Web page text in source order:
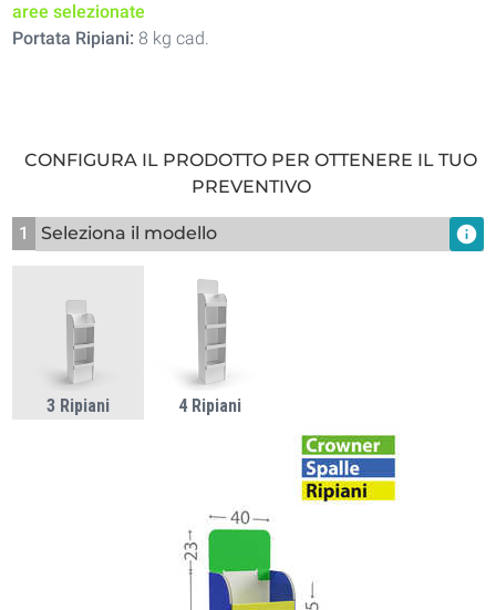
aree selezionate
Portata Ripiani: 8 kg cad.
CONFIGURA IL PRODOTTO PER OTTENERE IL TUO
PREVENTIVO
1 Seleziona il modello info
3 Ripiani 4 Ripiani